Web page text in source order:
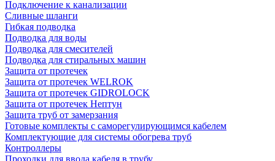
Подключение к канализации
Сливные шланги
Гибкая подводка
Подводка для воды
Подводка для смесителей
Подводка для стиральных машин
Защита от протечек
Защита от протечек WELROK
Защита от протечек GIDROLOCK
Защита от протечек Нептун
Защита труб от замерзания
Готовые комплекты с саморегулирующимся кабелем
Комплектующие для системы обогрева труб
Контроллеры
Проходки для ввода кабеля в трубу